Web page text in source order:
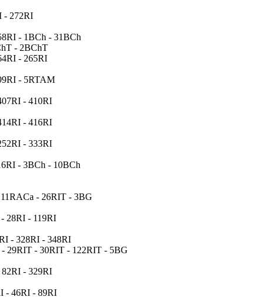
- 272RI
- 1BCh - 31BCh
- 2BChT
- 265RI
- 5RTAM
- 410RI
- 416RI
- 333RI
- 3BCh - 10BCh
- 26RIT - 3BG
28RI - 119RI
- 328RI - 348RI
29RIT - 30RIT - 122RIT - 5BG
- 329RI
- 46RI - 89RI